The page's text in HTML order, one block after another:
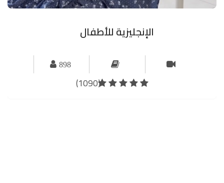
الإنجليزية للأطفال
898
(1090)